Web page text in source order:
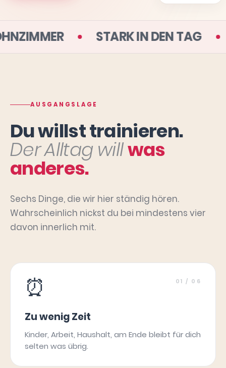
WOHNZIMMER STARK IN
AUSGANGSLAGE
Du willst trainieren.
Der Alltag willwas
anderes.
Sechs Dinge, die wir hier ständig hören.
Wahrscheinlich nickst du bei mindestens vier
davon innerlich mit.
⏰ 01 / 06
Zu wenig Zeit
Kinder, Arbeit, Haushalt, am Ende bleibt für dich
selten was übrig.